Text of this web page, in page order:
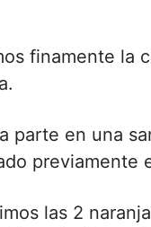
finamente la
parte en una
previamente
las 2